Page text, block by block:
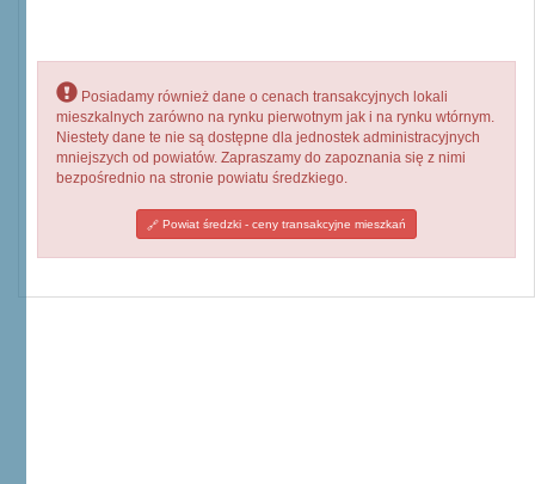
Posiadamy również dane o cenach transakcyjnych lokali
mieszkalnych zarówno na rynku pierwotnym jak i na rynku wtórnym.
Niestety dane te nie są dostępne dla jednostek administracyjnych
mniejszych od powiatów. Zapraszamy do zapoznania się z nimi
bezpośrednio na stronie powiatu średzkiego.
Powiat średzki - ceny transakcyjne mieszkań